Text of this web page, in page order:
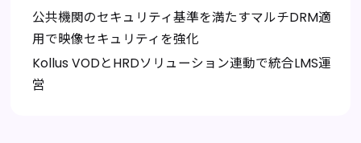
公共機関のセキュリティ基準を満たすマルチDRM適
用で映像セキュリティを強化
Kollus VODとHRDソリューション連動で統合LMS運
営